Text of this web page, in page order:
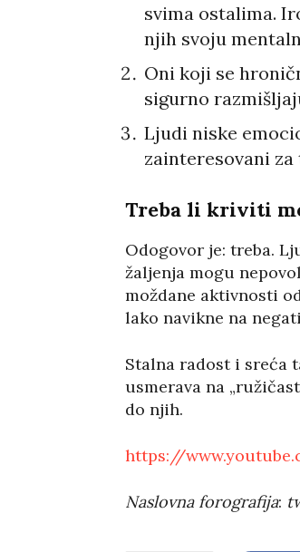
svima ostalima.
njih svoju
Oni koji se
sigurno
Ljudi niske
zainteresovani
Treba li kriviti
Odogovor je: treba.
žaljenja mogu
moždane aktivnosti
lako navikne na
Stalna radost i sreća
usmerava na
do njih.
https://
Naslovna forografija: